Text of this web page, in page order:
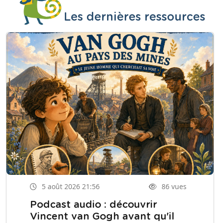
Les dernières ressources
5 août 2026 21:56 86 vues
Podcast audio : découvrir
Vincent van Gogh avant qu'il